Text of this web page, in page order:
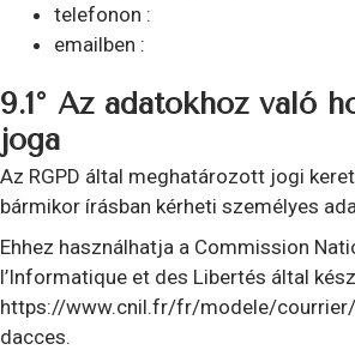
telefonon :
emailben :
9.1° Az adatokhoz való
joga
Az RGPD által meghatározott jogi
bármikor írásban kérheti személyes
Ehhez használhatja a Commission
l’Informatique et des Libertés által
https://www.cnil.fr/fr/modele/
dacces.